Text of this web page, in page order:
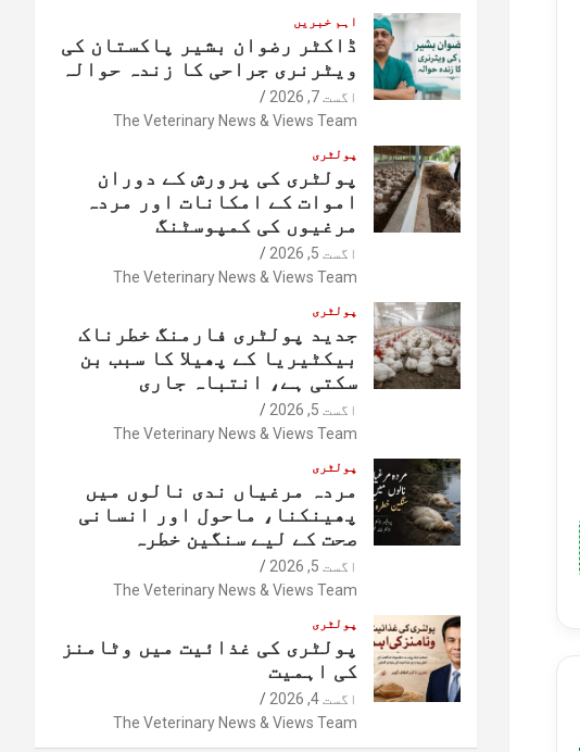
اہم خبریں
ڈاکٹر رضوان بشیر پاکستان کی
ویٹرنری جراحی کا زندہ حوالہ
اگست 7, 2026
The Veterinary News & Views Team
پولٹری
پولٹری کی پرورش کے دوران
اموات کے امکانات اور مردہ
مرغیوں کی کمپوسٹنگ
اگست 5, 2026
The Veterinary News & Views Team
پولٹری
جدید پولٹری فارمنگ خطرناک
بیکٹیریا کے پھیلا کا سبب بن
سکتی ہے، انتباہ جاری
اگست 5, 2026
The Veterinary News & Views Team
پولٹری
مردہ مرغیاں ندی نالوں میں
پھینکنا، ماحول اور انسانی
صحت کے لیے سنگین خطرہ
اگست 5, 2026
The Veterinary News & Views Team
پولٹری
پولٹری کی غذائیت میں وٹامنز
کی اہمیت
اگست 4, 2026
The Veterinary News & Views Team